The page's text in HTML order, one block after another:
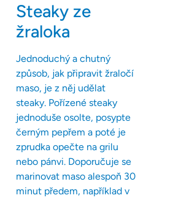
Steaky ze
žraloka
Jednoduchý a chutný
způsob, jak připravit žraločí
maso, je z něj udělat
steaky. Pořízené steaky
jednoduše osolte, posypte
černým pepřem a poté je
zprudka opečte na grilu
nebo pánvi. Doporučuje se
marinovat maso alespoň 30
minut předem, například v